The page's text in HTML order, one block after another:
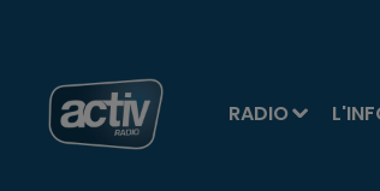
RADIO